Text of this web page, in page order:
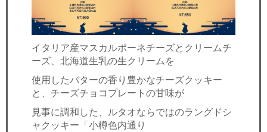
イタリア産マスカルポーネチーズとクリームチ
ーズ、北海道生乳の生クリームを
使用したバターの香り豊かなチーズクッキー
と、チーズチョコプレートの甘味が
見事に調和した、ルタオならではのラングドシ
ャクッキー「小樽色内通り